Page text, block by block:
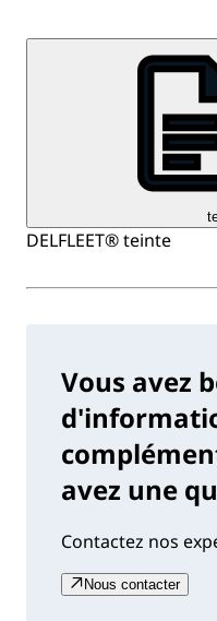
DELFLEET® teinte
Vous avez
avez une
Contactez nos
Nous contacter